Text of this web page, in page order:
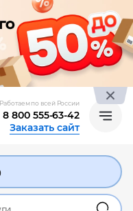
Работаем по всей России
8 800 555-63-42
Заказать сайт